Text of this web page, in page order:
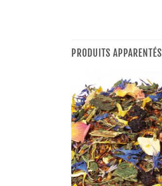
PRODUITS APPARENTÉS